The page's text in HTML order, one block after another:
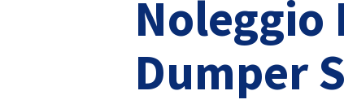
Noleggio
Dumper